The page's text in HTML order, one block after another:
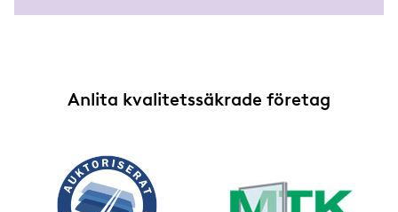
Anlita kvalitetssäkrade företag